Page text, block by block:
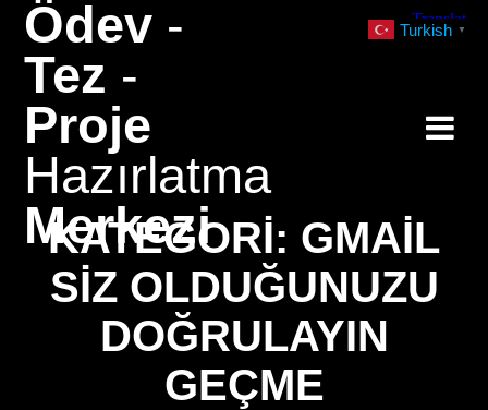
Ödev -
Tez -
Proje
Hazırlatma
Merkezi
KATEGORI: GMAIL
SIZ OLDUĞUNUZU
DOĞRULAYIN
GEÇME
Turkish ▼